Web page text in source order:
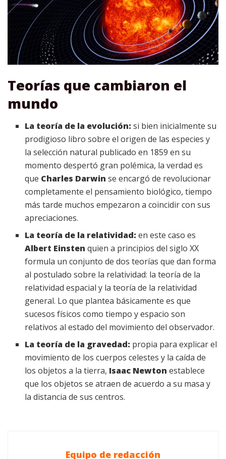
Teorías que cambiaron el
mundo
La teoría de la evolución:si bien inicialmente su
prodigioso libro sobre el origen de las especies y
la selección natural publicado en 1859 en su
momento despertó gran polémica, la verdad es
que Charles Darwin se encargó de revolucionar
completamente el pensamiento biológico, tiempo
más tarde muchos empezaron a coincidir con sus
apreciaciones.
La teoría de la relatividad:en este caso es
Albert Einsten quien a principios del siglo XX
formula un conjunto de dos teorías que dan forma
al postulado sobre la relatividad: la teoría de la
relatividad espacial y la teoría de la relatividad
general. Lo que plantea básicamente es que
sucesos físicos como tiempo y espacio son
relativos al estado del movimiento del observador.
La teoría de la gravedad: propia para explicar el
movimiento de los cuerpos celestes y la caída de
los objetos a la tierra, Isaac Newtonestablece
que los objetos se atraen de acuerdo a su masa y
la distancia de sus centros.
Equipo de redacción